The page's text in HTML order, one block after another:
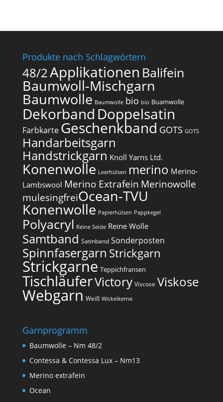
Produkte nach Schlagwörtern
48/2Applikationen Balifein
Baumwoll-Mischgarn
Baumwolle Baumwolle bio bio Buamwolle
Dekorband Doppelsatin
Farbkarte Geschenkband GOTS GOTS
Handarbeitsgarn
Handstrickgarn Knoll Yarns Ltd.
Konenwolle Leerhülsen merino Merino-
Lambswool Merino Extrafein Merinowolle
mulesingfrei​Ocean-TVU
Konenwolle Papierhülsen Pappkegel
Polyacryl Reine Seide Reine Wolle
Samtband Satinband Sonderposten
Spinnfasergarn Strickgarn
Strickgarne Teppichfransen
TischläuferVictory Viscose Viskose
Webgarn Weiß Wickelkerne
Garnprogramm
Baumwolle – Nm 48/2
Contessa & Contessa Lux – Nm13
Merino extrafein
Ocean